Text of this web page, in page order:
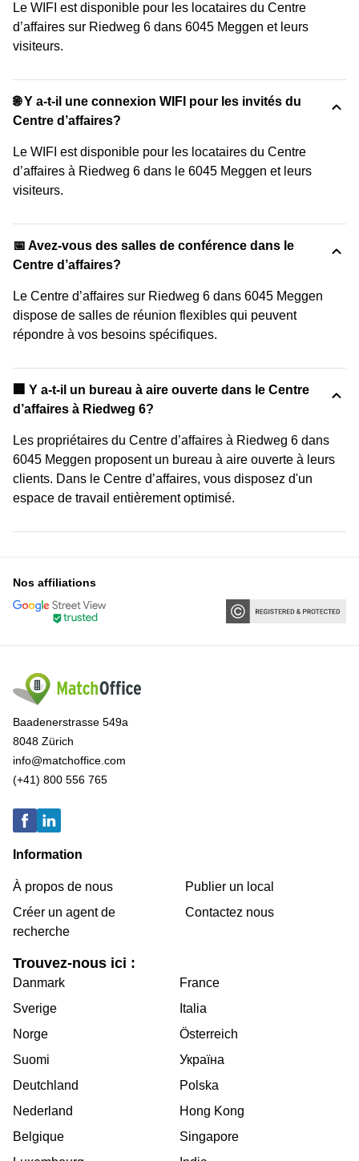
Le WIFI est disponible pour les locataires du Centre
d’affaires sur Riedweg 6 dans 6045 Meggen et leurs
visiteurs.
🌐 Y a-t-il une connexion WIFI pour les invités du
Centre d’affaires?
Le WIFI est disponible pour les locataires du Centre
d’affaires à Riedweg 6 dans le 6045 Meggen et leurs
visiteurs.
📅 Avez-vous des salles de conférence dans le
Centre d’affaires?
Le Centre d’affaires sur Riedweg 6 dans 6045 Meggen
dispose de salles de réunion flexibles qui peuvent
répondre à vos besoins spécifiques.
‍🏢 Y a-t-il un bureau à aire ouverte dans le Centre
d’affaires à Riedweg 6?
Les propriétaires du Centre d’affaires à Riedweg 6 dans
6045 Meggen proposent un bureau à aire ouverte à leurs
clients. Dans le Centre d’affaires, vous disposez d'un
espace de travail entièrement optimisé.
Nos affiliations
Baadenerstrasse 549a
8048 Zürich
info@matchoffice.com
(+41) 800 556 765
Information
À propos de nous
Créer un agent de
recherche
Publier un local
Contactez nous
Trouvez-nous ici :
Danmark
Sverige
Norge
Suomi
Deutchland
Nederland
Belgique
France
Italia
Österreich
Україна
Polska
Hong Kong
Singapore